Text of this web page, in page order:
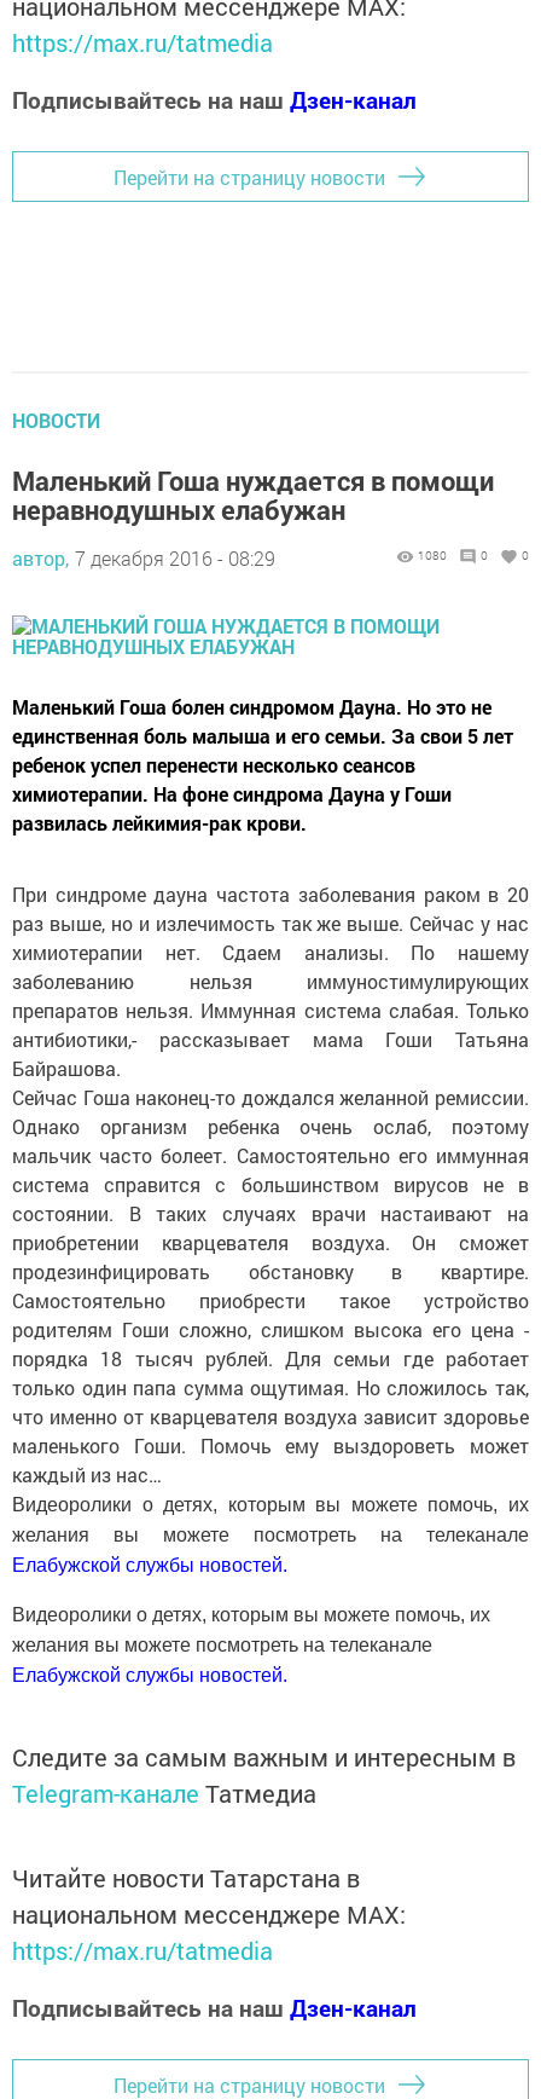
https://max.ru/tatmedia
Подписывайтесь на наш Дзен-канал
Перейти на страницу новости
НОВОСТИ
Маленький Гоша нуждается в помощи
неравнодушных елабужан
автор, 7 декабря 2016 - 08:29 1080 0 0
Маленький Гоша болен синдромом Дауна. Но это не
единственная боль малыша и его семьи. За свои 5 лет
ребенок успел перенести несколько сеансов
химиотерапии. На фоне синдрома Дауна у Гоши
развилась лейкимия-рак крови.
При синдроме дауна частота заболевания раком в 20
раз выше, но и излечимость так же выше. Сейчас у нас
химиотерапии нет. Сдаем анализы. По нашему
заболеванию нельзя иммуностимулирующих
препаратов нельзя. Иммунная система слабая. Только
антибиотики,- рассказывает мама Гоши Татьяна
Байрашова.
Сейчас Гоша наконец-то дождался желанной ремиссии.
Однако организм ребенка очень ослаб, поэтому
мальчик часто болеет. Самостоятельно его иммунная
система справится с большинством вирусов не в
состоянии. В таких случаях врачи настаивают на
приобретении кварцевателя воздуха. Он сможет
продезинфицировать обстановку в квартире.
Самостоятельно приобрести такое устройство
родителям Гоши сложно, слишком высока его цена -
порядка 18 тысяч рублей. Для семьи где работает
только один папа сумма ощутимая. Но сложилось так,
что именно от кварцевателя воздуха зависит здоровье
маленького Гоши. Помочь ему выздороветь может
каждый из нас…
Видеоролики о детях, которым вы можете помочь, их
желания вы можете посмотреть на телеканале
Елабужской службы новостей.
Видеоролики о детях, которым вы можете помочь, их
желания вы можете посмотреть на телеканале
Елабужской службы новостей.
Следите за самым важным и интересным в
Telegram-канале Татмедиа
Читайте новости Татарстана в
национальном мессенджере MАХ:
https://max.ru/tatmedia
Подписывайтесь на наш Дзен-канал
Перейти на страницу новости